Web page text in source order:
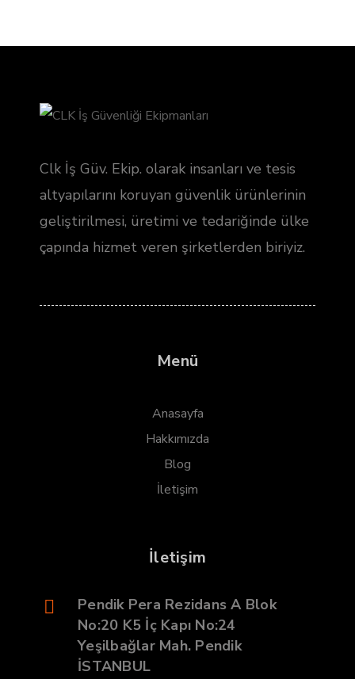
Clk İş Güv. Ekip. olarak insanları ve tesis
altyapılarını koruyan güvenlik ürünlerinin
geliştirilmesi, üretimi ve tedariğinde ülke
çapında hizmet veren şirketlerden biriyiz.
Menü
Anasayfa
Hakkımızda
Blog
İletişim
İletişim
Pendik Pera Rezidans A Blok
No:20 K5 İç Kapı No:24
Yeşilbağlar Mah. Pendik
İSTANBUL